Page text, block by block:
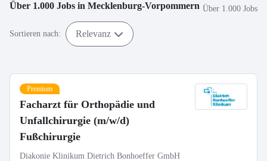
Über 1.000 Jobs in Mecklenburg-Vorpommern Über 1.000 Jobs
Sortieren nach: Relevanz
Premium
Facharzt für Orthopädie und
Unfallchirurgie (m/w/d)
Fußchirurgie
Diakonie Klinikum Dietrich Bonhoeffer GmbH